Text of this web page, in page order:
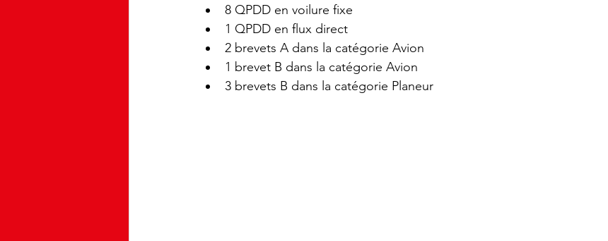
8 QPDD en voilure fixe
1 QPDD en flux direct
2 brevets A dans la catégorie Avion
1 brevet B dans la catégorie Avion
3 brevets B dans la catégorie Planeur